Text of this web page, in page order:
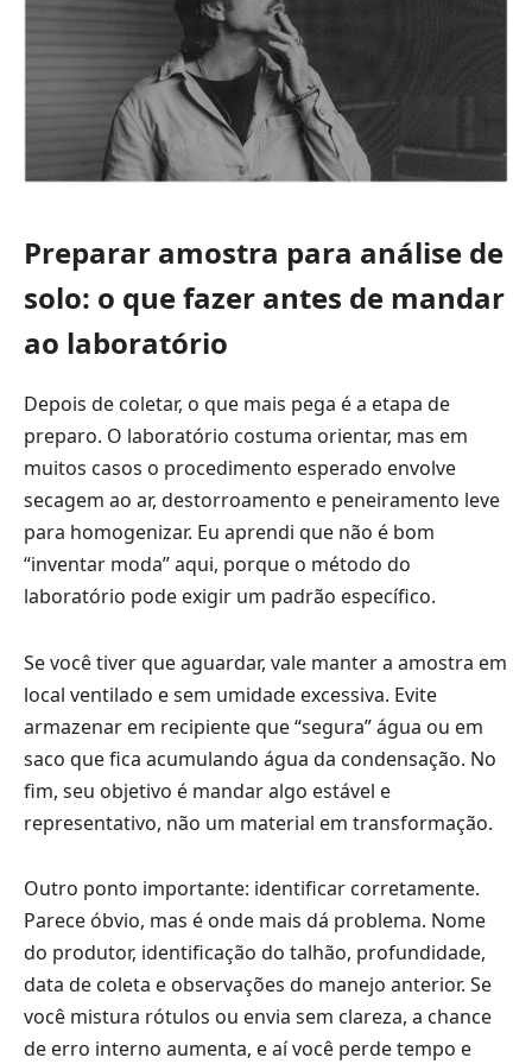
Preparar amostra para análise de
solo: o que fazer antes de mandar
ao laboratório
Depois de coletar, o que mais pega é a etapa de
preparo. O laboratório costuma orientar, mas em
muitos casos o procedimento esperado envolve
secagem ao ar, destorroamento e peneiramento leve
para homogenizar. Eu aprendi que não é bom
“inventar moda” aqui, porque o método do
laboratório pode exigir um padrão específico.
Se você tiver que aguardar, vale manter a amostra em
local ventilado e sem umidade excessiva. Evite
armazenar em recipiente que “segura” água ou em
saco que fica acumulando água da condensação. No
fim, seu objetivo é mandar algo estável e
representativo, não um material em transformação.
Outro ponto importante: identificar corretamente.
Parece óbvio, mas é onde mais dá problema. Nome
do produtor, identificação do talhão, profundidade,
data de coleta e observações do manejo anterior. Se
você mistura rótulos ou envia sem clareza, a chance
de erro interno aumenta, e aí você perde tempo e